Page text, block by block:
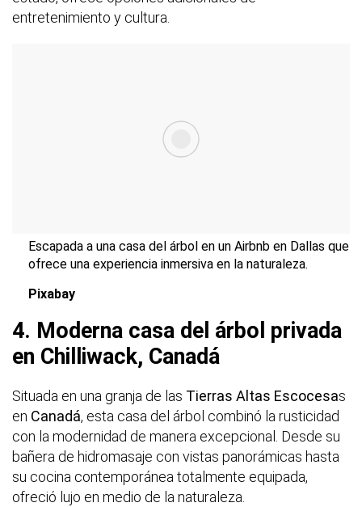
entretenimiento y cultura.
Escapada a una casa del árbol en un Airbnb en Dallas que
ofrece una experiencia inmersiva en la naturaleza.
Pixabay
4. Moderna casa del árbol privada
en Chilliwack, Canadá
Situada en una granja de las Tierras Altas Escocesas
en Canadá, esta casa del árbol combinó la rusticidad
con la modernidad de manera excepcional. Desde su
bañera de hidromasaje con vistas panorámicas hasta
su cocina contemporánea totalmente equipada,
ofreció lujo en medio de la naturaleza.